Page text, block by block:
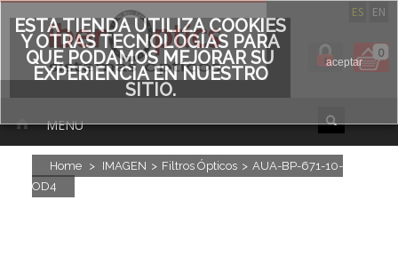
ES EN
0
MENU
Home > IMAGEN > Filtros Ópticos > AUA-BP-671-10-
OD4
ESTA TIENDA UTILIZA COOKIES
Y OTRAS TECNOLOGÍAS PARA
QUE PODAMOS MEJORAR SU
EXPERIENCIA EN NUESTRO
SITIO.
aceptar